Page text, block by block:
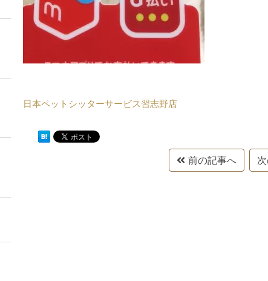
日本ペットシッターサービス習志野店
前の記事へ